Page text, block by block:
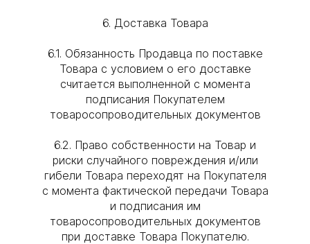
6. Доставка Товара
6.1. Обязанность Продавца по поставке
Товара с условием о его доставке
считается выполненной с момента
подписания Покупателем
товаросопроводительных документов
6.2. Право собственности на Товар и
риски случайного повреждения и/или
гибели Товара переходят на Покупателя
с момента фактической передачи Товара
и подписания им
товаросопроводительных документов
при доставке Товара Покупателю.